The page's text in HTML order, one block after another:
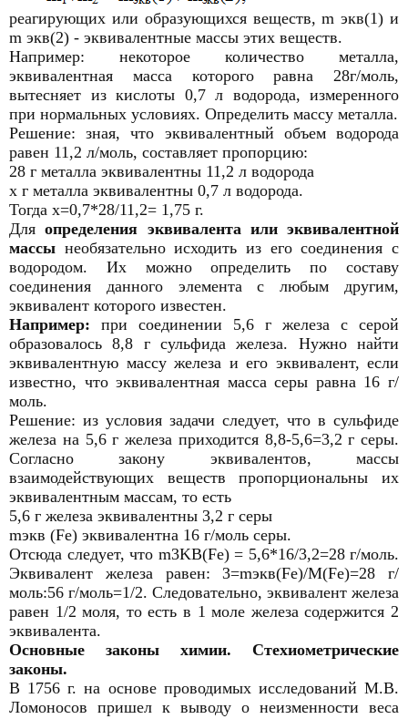
реагирующих или образующихся веществ, m экв(1) и
m экв(2) - эквивалентные массы этих веществ.
Например: некоторое количество металла,
эквивалентная масса которого равна 28г/моль,
вытесняет из кислоты 0,7 л водорода, измеренного
при нормальных условиях. Определить массу металла.
Решение: зная, что эквивалентный объем водорода
равен 11,2 л/моль, составляет пропорцию:
28 г металла эквивалентны 11,2 л водорода
х г металла эквивалентны 0,7 л водорода.
Тогда х=0,7*28/11,2= 1,75 г.
Дляопределения эквивалента или эквивалентной
массы необязательно исходить из его соединения с
водородом. Их можно определить по составу
соединения данного элемента с любым другим,
эквивалент которого известен.
Например: при соединении 5,6 г железа с серой
образовалось 8,8 г сульфида железа. Нужно найти
эквивалентную массу железа и его эквивалент, если
известно, что эквивалентная масса серы равна 16 г/
моль.
Решение: из условия задачи следует, что в сульфиде
железа на 5,6 г железа приходится 8,8-5,6=3,2 г серы.
Согласно закону эквивалентов, массы
взаимодействующих веществ пропорциональны их
эквивалентным массам, то есть
5,6 г железа эквивалентны 3,2 г серы
mэкв (Fе) эквивалентна 16 г/моль серы.
Отсюда следует, что m3KB(Fe) = 5,6*16/3,2=28 г/моль.
Эквивалент железа равен: 3=mэкв(Fe)/M(Fe)=28 г/
моль:56 г/моль=1/2. Следовательно, эквивалент железа
равен 1/2 моля, то есть в 1 моле железа содержится 2
эквивалента.
Основные законы химии. Стехиометрические
законы.
В 1756 г. на основе проводимых исследований М.В.
Ломоносов пришел к выводу о неизменности веса